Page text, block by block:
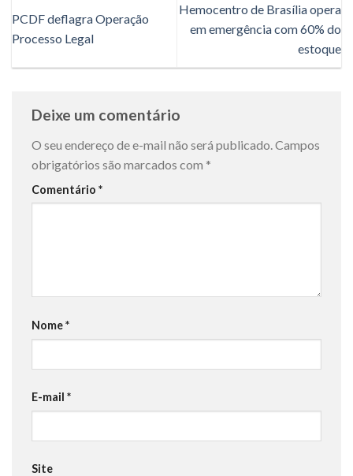
PCDF deflagra Operação
Processo Legal
Hemocentro de Brasília opera
em emergência com 60% do
estoque
Deixe um comentário
O seu endereço de e-mail não será publicado. Campos
obrigatórios são marcados com *
Comentário *
Nome*
E-mail *
Site